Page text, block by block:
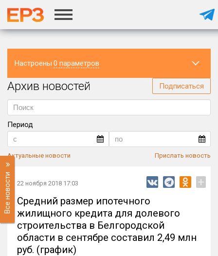
Настроены 0 параметров
Регион
Архив новостей Подписаться
Период
Актуальные новости Прислать новость
Все новости 22 ноября 2018 17:03 +
Средний размер ипотечного
жилищного кредита для долевого
строительства в Белгородской
области в сентябре составил 2,49 млн
руб. (график)